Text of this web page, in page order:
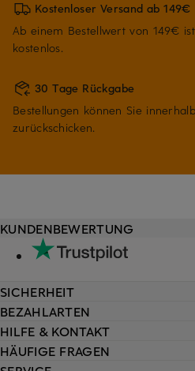
Kostenloser Versand ab 149€
Ab einem Bestellwert von 149€
kostenlos.
30 Tage Rückgabe
Bestellungen können Sie
zurückschicken.
HILFE & KONTAKT
HÄUFIGE FRAGEN
KUNDENBEWERTUNG
SICHERHEIT
BEZAHLARTEN